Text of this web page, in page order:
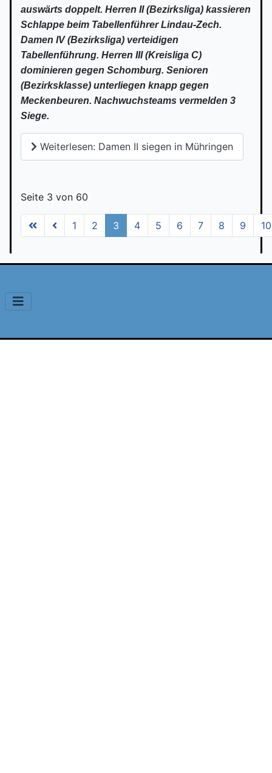
auswärts doppelt. Herren II (Bezirksliga) kassieren
Schlappe beim Tabellenführer Lindau-Zech.
Damen IV (Bezirksliga) verteidigen
Tabellenführung. Herren III (Kreisliga C)
dominieren gegen Schomburg. Senioren
(Bezirksklasse) unterliegen knapp gegen
Meckenbeuren. Nachwuchsteams vermelden 3
Siege.
Weiterlesen: Damen II siegen in Mühringen
Seite 3 von 60
1 2 3 4 5 6 7 8 9 10